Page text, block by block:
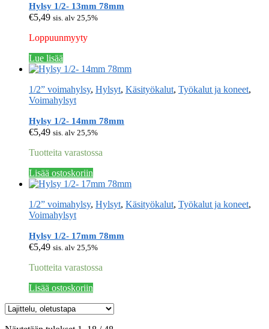
Hylsy 1/2- 13mm 78mm
€5,49 sis. alv 25,5%
Loppuunmyyty
Lue lisää
1/2” voimahylsy, Hylsyt, Käsityökalut, Työkalut ja koneet,
Voimahylsyt
Hylsy 1/2- 14mm 78mm
€5,49 sis. alv 25,5%
Tuotteita varastossa
Lisää ostoskoriin
1/2” voimahylsy, Hylsyt, Käsityökalut, Työkalut ja koneet,
Voimahylsyt
Hylsy 1/2- 17mm 78mm
€5,49 sis. alv 25,5%
Tuotteita varastossa
Lisää ostoskoriin